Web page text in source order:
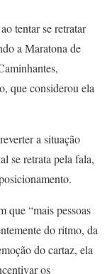
tentar se retratar
a Maratona de
que considerou ela
a situação
se retrata pela fala,
que “mais pessoas
do ritmo, da
do cartaz, ela
os